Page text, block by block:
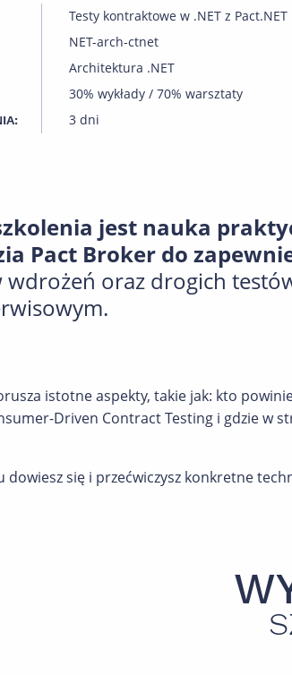
Testy kontraktowe w .NET z Pact.NET
NET-arch-ctnet
Architektura .NET
30% wykłady / 70% warsztaty
3 dni
jest nauka
Pact Broker do
wdrożeń oraz drogich
istotne aspekty, takie jak: kto
Driven Contract Testing i gdzie w
dowiesz się i przećwiczysz konkretne